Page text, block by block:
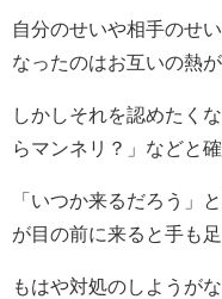
自分のせいや相手のせ
なったのはお互いの熱
しかしそれを認めたく
らマンネリ？」などと
「いつか来るだろう」
が目の前に来ると手も足
もはや対処のしようがな